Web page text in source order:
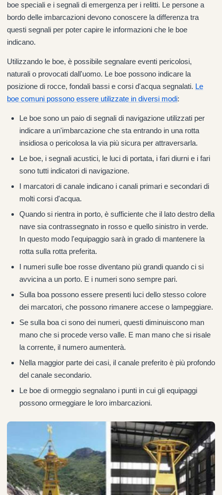
boe speciali e i segnali di emergenza per i relitti. Le persone a
bordo delle imbarcazioni devono conoscere la differenza tra
questi segnali per poter capire le informazioni che le boe
indicano.
Utilizzando le boe, è possibile segnalare eventi pericolosi,
naturali o provocati dall'uomo. Le boe possono indicare la
posizione di rocce, fondali bassi e corsi d'acqua segnalati. Le
boe comuni possono essere utilizzate in diversi modi:
Le boe sono un paio di segnali di navigazione utilizzati per
indicare a un'imbarcazione che sta entrando in una rotta
insidiosa o pericolosa la via più sicura per attraversarla.
Le boe, i segnali acustici, le luci di portata, i fari diurni e i fari
sono tutti indicatori di navigazione.
I marcatori di canale indicano i canali primari e secondari di
molti corsi d'acqua.
Quando si rientra in porto, è sufficiente che il lato destro della
nave sia contrassegnato in rosso e quello sinistro in verde.
In questo modo l'equipaggio sarà in grado di mantenere la
rotta sulla rotta preferita.
I numeri sulle boe rosse diventano più grandi quando ci si
avvicina a un porto. E i numeri sono sempre pari.
Sulla boa possono essere presenti luci dello stesso colore
dei marcatori, che possono rimanere accese o lampeggiare.
Se sulla boa ci sono dei numeri, questi diminuiscono man
mano che si procede verso valle. E man mano che si risale
la corrente, il numero aumenterà.
Nella maggior parte dei casi, il canale preferito è più profondo
del canale secondario.
Le boe di ormeggio segnalano i punti in cui gli equipaggi
possono ormeggiare le loro imbarcazioni.